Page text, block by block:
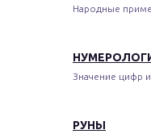
Народные
Значение цифр
РУНЫ